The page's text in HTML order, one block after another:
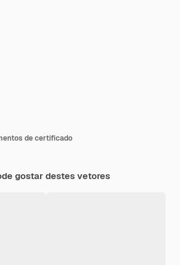
de certificado
gostar destes vetores